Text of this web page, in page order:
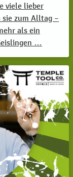
viele lieber
sie zum Alltag –
als ein
…